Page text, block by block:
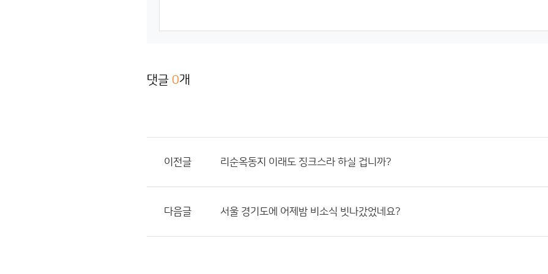
댓글 0개
이전글 리순옥동지 이래도 징크스라 하실 겁니까?
다음글 서울 경기도에 어제밤 비소식 빗나갔었네요?